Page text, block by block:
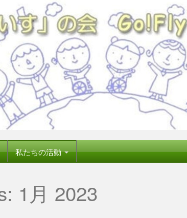
私たちの活動
1月 2023